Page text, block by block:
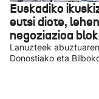
Euskadiko
eutsi diote,
negoziazioa
Lanuzteek
Donostiako eta